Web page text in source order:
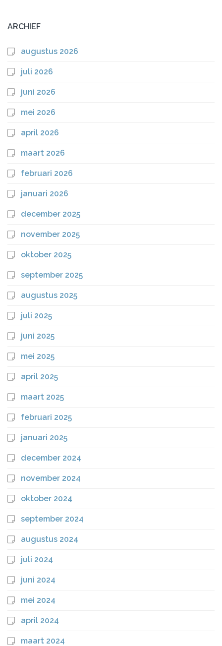
ARCHIEF
augustus 2026
juli 2026
juni 2026
mei 2026
april 2026
maart 2026
februari 2026
januari 2026
december 2025
november 2025
oktober 2025
september 2025
augustus 2025
juli 2025
juni 2025
mei 2025
april 2025
maart 2025
februari 2025
januari 2025
december 2024
november 2024
oktober 2024
september 2024
augustus 2024
juli 2024
juni 2024
mei 2024
april 2024
maart 2024